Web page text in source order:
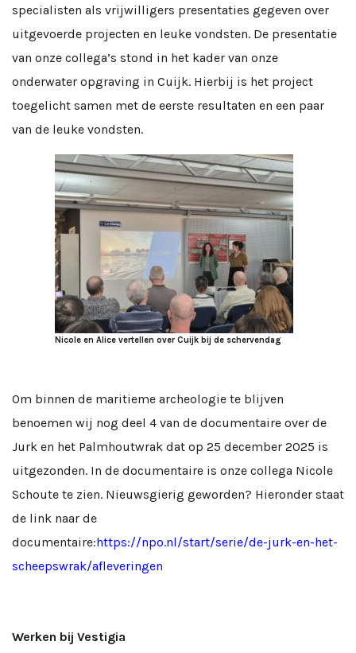
specialisten als vrijwilligers presentaties gegeven over
uitgevoerde projecten en leuke vondsten. De presentatie
van onze collega’s stond in het kader van onze
onderwater opgraving in Cuijk. Hierbij is het project
toegelicht samen met de eerste resultaten en een paar
van de leuke vondsten.
Nicole en Alice vertellen over Cuijk bij de schervendag
Om binnen de maritieme archeologie te blijven
benoemen wij nog deel 4 van de documentaire over de
Jurk en het Palmhoutwrak dat op 25 december 2025 is
uitgezonden. In de documentaire is onze collega Nicole
Schoute te zien. Nieuwsgierig geworden? Hieronder staat
de link naar de
documentaire:https://npo.nl/start/serie/de-jurk-en-het-
scheepswrak/afleveringen
Werken bij Vestigia